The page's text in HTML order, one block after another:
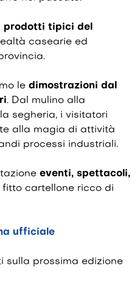
prodotti tipici del
casearie ed
le dimostrazioni dal
. Dal mulino alla
segheria, i visitatori
alla magia di attività
processi industriali.
eventi, spettacoli,
fitto cartellone ricco di
ufficiale
sulla prossima edizione